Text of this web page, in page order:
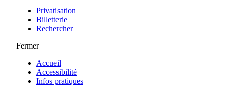
Privatisation
Billetterie
Rechercher
Fermer
Accueil
Accessibilité
Infos pratiques